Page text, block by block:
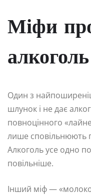
Міфи
алкоголь
Один з
шлунок і не дає
повноцінного
лише сповільнюють
Алкоголь усе одно
повільніше.
Інший міф —